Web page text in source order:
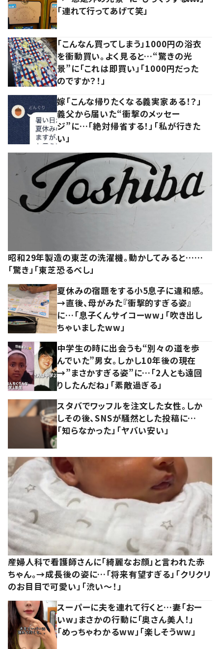
「連れて行ってあげて笑」
「こんなん買ってしまう」1000円の浴衣
を衝動買い。よく見ると…“驚きの光
景”に「これは即買い」「1000円だった
のですか？！」
嫁「こんな帰りたくなる義実家ある！？」
義父から届いた“衝撃のメッセー
ジ”に…「絶対帰省する！」「私が行きた
い」
昭和29年製造の東芝の洗濯機。動かしてみると……
「驚き」「東芝恐るべし」
夏休みの宿題をする小5息子に違和感。
→直後、母がみた『衝撃的すぎる姿』
に…「息子くんサイコーww」「吹き出し
ちゃいましたww」
中学生の時に出会うも“別々の道を歩
んでいた”男女。しかし10年後の現在
→”まさかすぎる姿”に…「2人とも遠回
りしたんだね」「素敵過ぎる」
スタバでワッフルを注文した女性。しか
しその後、SNSが騒然とした投稿に…
「知らなかった」「ヤバい安い」
産婦人科で看護師さんに「綺麗なお顔」と言われた赤
ちゃん。→成長後の姿に…「将来有望すぎる」「クリクリ
のお目目で可愛い」「渋い～！」
スーパーに夫を連れて行くと…妻「おー
いw」まさかの行動に「奥さん美人！」
「めっちゃわかるww」「楽しそうww」